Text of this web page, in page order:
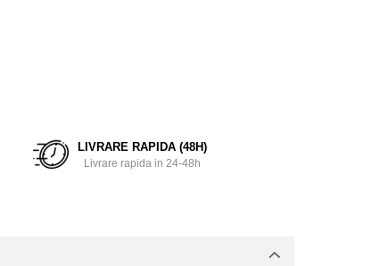
LIVRARE RAPIDA (48H)
Livrare rapida in 24-48h